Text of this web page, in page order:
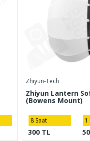
Zhiyun-Tech
Zhiyun Lantern
(Bowens Mount)
8 Saat
300 TL
1